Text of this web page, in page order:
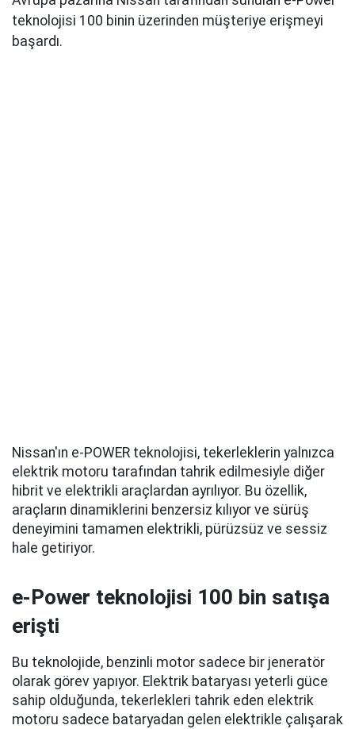
teknolojisi 100 binin üzerinden müşteriye erişmeyi
başardı.
Nissan'ın e-POWER teknolojisi, tekerleklerin yalnızca
elektrik motoru tarafından tahrik edilmesiyle diğer
hibrit ve elektrikli araçlardan ayrılıyor. Bu özellik,
araçların dinamiklerini benzersiz kılıyor ve sürüş
deneyimini tamamen elektrikli, pürüzsüz ve sessiz
hale getiriyor.
e-Power teknolojisi 100 bin satışa
erişti
Bu teknolojide, benzinli motor sadece bir jeneratör
olarak görev yapıyor. Elektrik bataryası yeterli güce
sahip olduğunda, tekerlekleri tahrik eden elektrik
motoru sadece bataryadan gelen elektrikle çalışarak